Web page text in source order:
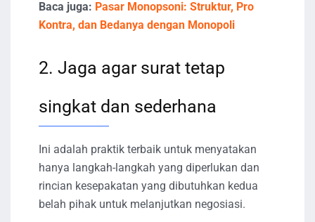
Baca juga: Pasar Monopsoni: Struktur, Pro
Kontra, dan Bedanya dengan Monopoli
2. Jaga agar surat tetap
singkat dan sederhana
Ini adalah praktik terbaik untuk menyatakan
hanya langkah-langkah yang diperlukan dan
rincian kesepakatan yang dibutuhkan kedua
belah pihak untuk melanjutkan negosiasi.